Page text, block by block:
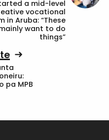
a mid-level
vocational
in Aruba: “These
want to do
things”
pa MPB